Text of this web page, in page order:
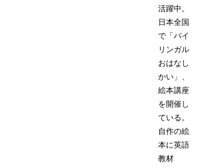
活躍中。
日本全国
で「バイ
リンガル
おはなし
かい」、
絵本講座
を開催し
ている。
自作の絵
本に英語
教材